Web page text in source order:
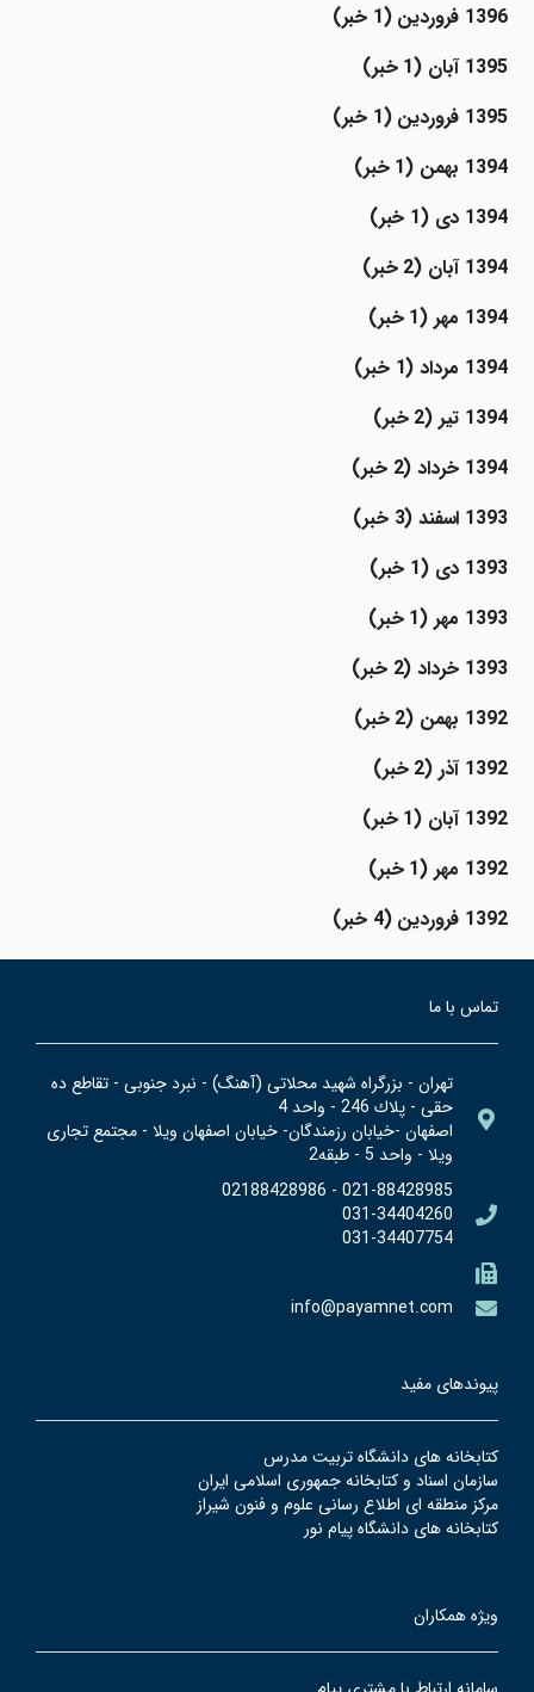
1396 فروردين (1 خبر)
1395 آبان (1 خبر)
1395 فروردين (1 خبر)
1394 بهمن (1 خبر)
1394 دي (1 خبر)
1394 آبان (2 خبر)
1394 مهر (1 خبر)
1394 مرداد (1 خبر)
1394 تير (2 خبر)
1394 خرداد (2 خبر)
1393 اسفند (3 خبر)
1393 دي (1 خبر)
1393 مهر (1 خبر)
1393 خرداد (2 خبر)
1392 بهمن (2 خبر)
1392 آذر (2 خبر)
1392 آبان (1 خبر)
1392 مهر (1 خبر)
1392 فروردين (4 خبر)
تماس با ما
تهران - بزرگراه شهيد محلاتي (آهنگ) - نبرد جنوبي - تقاطع ده
حقي - پلاك 246 - واحد 4
اصفهان -خيابان رزمندگان- خيابان اصفهان ويلا - مجتمع تجاري
ويلا - واحد 5 - طبقه2
021-88428985 - 02188428986
031-34404260
031-34407754
info@payamnet.com
پیوندهای مفید
كتابخانه هاي دانشگاه تربيت مدرس
سازمان اسناد و كتابخانه جمهوري اسلامي ايران
مركز منطقه اي اطلاع رساني علوم و فنون شيراز
كتابخانه هاي دانشگاه پيام نور
ویژه همکاران